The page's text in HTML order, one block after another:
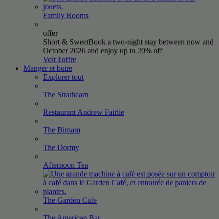
Family Rooms
offer
Short & SweetBook a two-night stay between now and
October 2026 and enjoy up to 20% off
Voir l'offre
Manger et boire
Explorer tout
The Strathearn
Restaurant Andrew Fairlie
The Birnam
The Dormy
Afternoon Tea
The Garden Cafe